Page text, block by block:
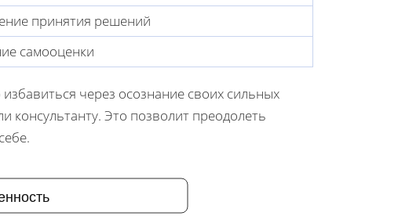
принятия решений
самооценки
через осознание своих сильных
консультанту. Это позволит преодолеть